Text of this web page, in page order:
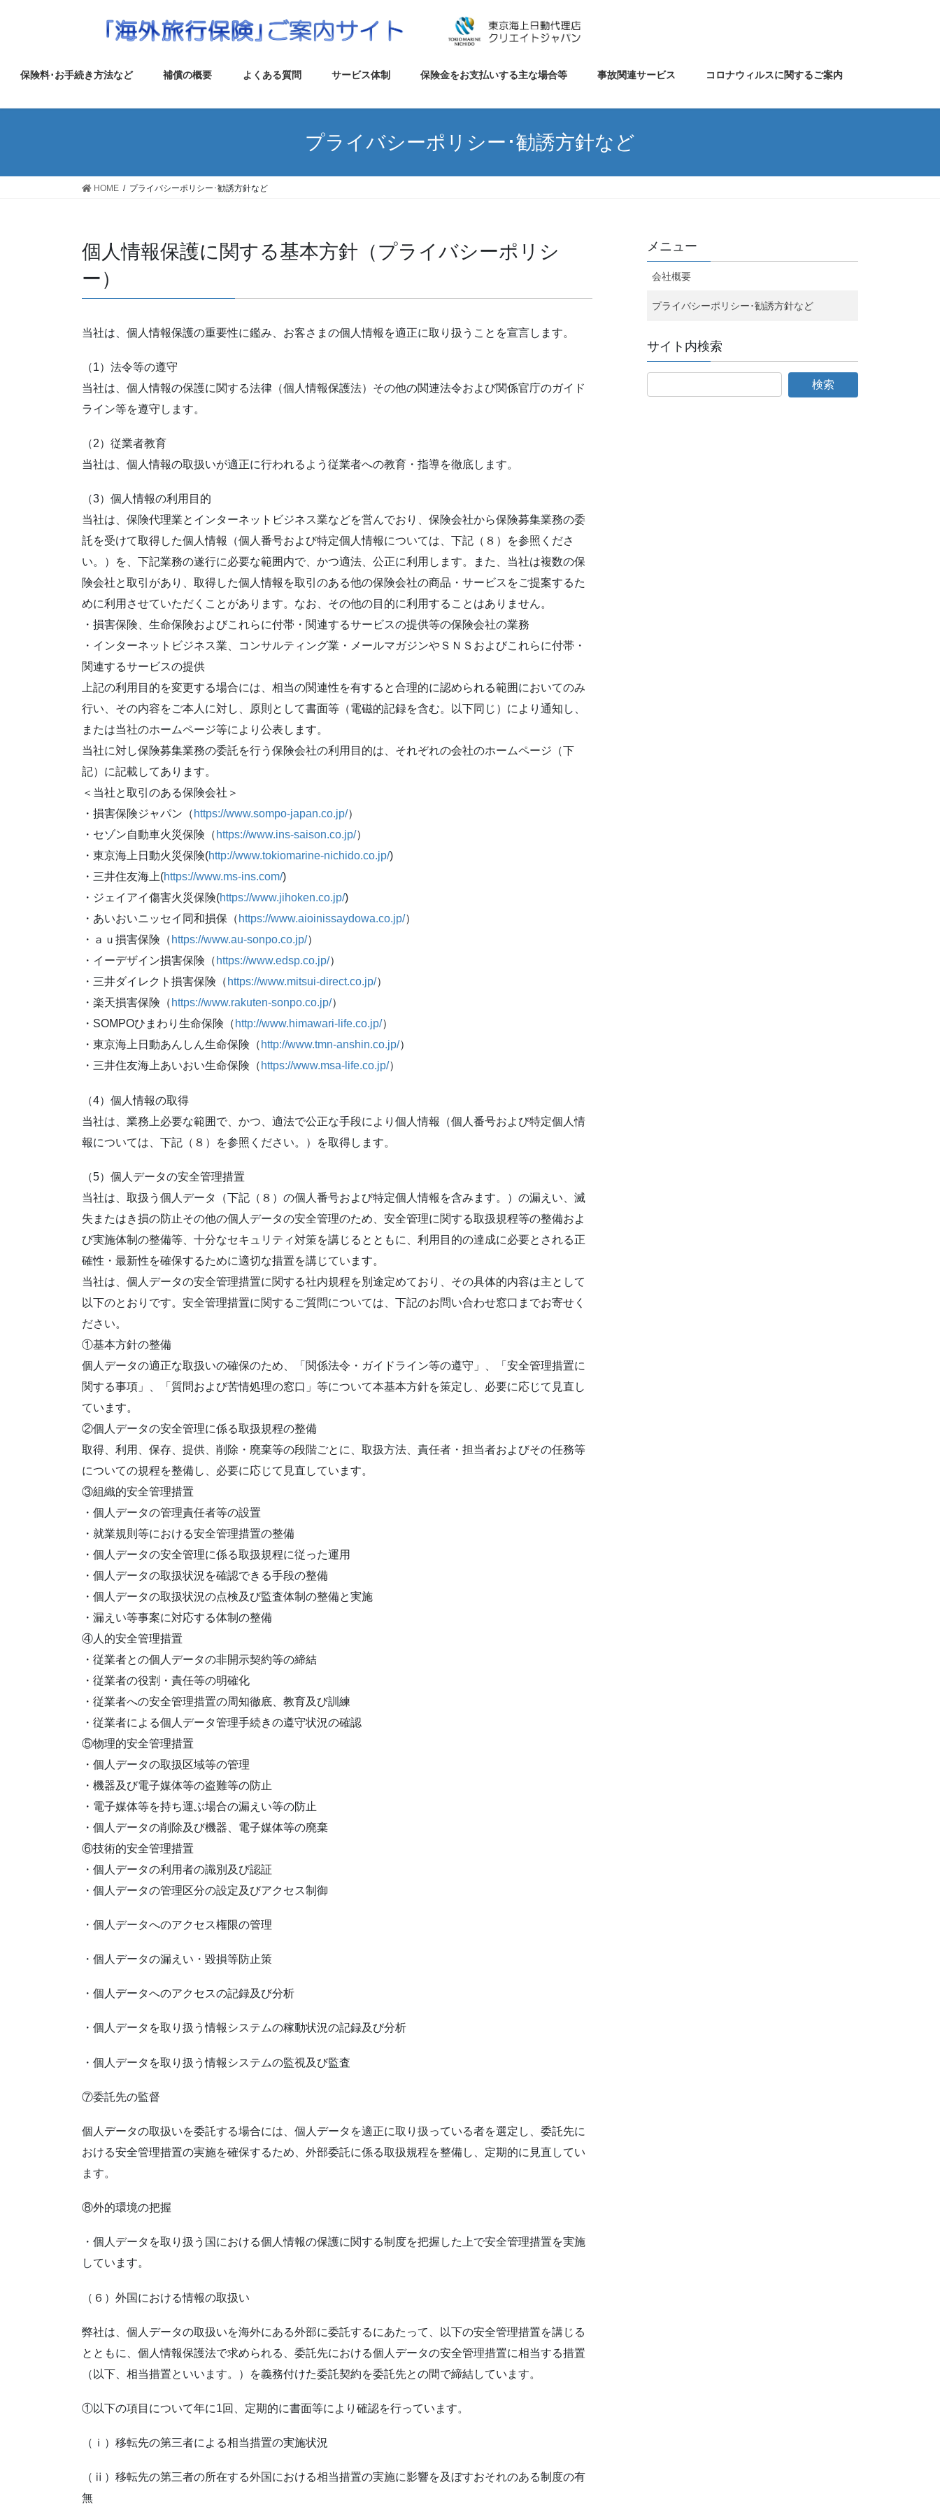
ス
ン
保険料･お手続き方法など 補償の概要 よくある質問 サービス体制 保険金をお支払いする主な場合等 事故関連サービス コロナウィルスに関するご案内
プライバシーポリシー･勧誘方針など
HOME プライバシーポリシー･勧誘方針など
個人情報保護に関する基本方針（プライバシーポリシ
ー）
当社は、個人情報保護の重要性に鑑み、お客さまの個人情報を適正に取り扱うことを宣言します。
（1）法令等の遵守
当社は、個人情報の保護に関する法律（個人情報保護法）その他の関連法令および関係官庁のガイド
ライン等を遵守します。
（2）従業者教育
当社は、個人情報の取扱いが適正に行われるよう従業者への教育・指導を徹底します。
（3）個人情報の利用目的
当社は、保険代理業とインターネットビジネス業などを営んでおり、保険会社から保険募集業務の委
託を受けて取得した個人情報（個人番号および特定個人情報については、下記（８）を参照くださ
い。）を、下記業務の遂行に必要な範囲内で、かつ適法、公正に利用します。また、当社は複数の保
険会社と取引があり、取得した個人情報を取引のある他の保険会社の商品・サービスをご提案するた
めに利用させていただくことがあります。なお、その他の目的に利用することはありません。
・損害保険、生命保険およびこれらに付帯・関連するサービスの提供等の保険会社の業務
・インターネットビジネス業、コンサルティング業・メールマガジンやＳＮＳおよびこれらに付帯・
関連するサービスの提供
上記の利用目的を変更する場合には、相当の関連性を有すると合理的に認められる範囲においてのみ
行い、その内容をご本人に対し、原則として書面等（電磁的記録を含む。以下同じ）により通知し、
または当社のホームページ等により公表します。
当社に対し保険募集業務の委託を行う保険会社の利用目的は、それぞれの会社のホームページ（下
記）に記載してあります。
＜当社と取引のある保険会社＞
・損害保険ジャパン（ https://www.sompo-japan.co.jp/）
・セゾン自動車火災保険（ https://www.ins-saison.co.jp/）
・東京海上日動火災保険(http://www.tokiomarine-nichido.co.jp/)
・三井住友海上(https://www.ms-ins.com/)
・ジェイアイ傷害火災保険(https://www.jihoken.co.jp/)
・あいおいニッセイ同和損保（ https://www.aioinissaydowa.co.jp/）
・ａｕ損害保険（ https://www.au-sonpo.co.jp/）
・イーデザイン損害保険（ https://www.edsp.co.jp/）
・三井ダイレクト損害保険（ https://www.mitsui-direct.co.jp/）
・楽天損害保険（ https://www.rakuten-sonpo.co.jp/）
・SOMPOひまわり生命保険（ http://www.himawari-life.co.jp/）
・東京海上日動あんしん生命保険（ http://www.tmn-anshin.co.jp/）
・三井住友海上あいおい生命保険（ https://www.msa-life.co.jp/）
（4）個人情報の取得
当社は、業務上必要な範囲で、かつ、適法で公正な手段により個人情報（個人番号および特定個人情
報については、下記（８）を参照ください。）を取得します。
（5）個人データの安全管理措置
当社は、取扱う個人データ（下記（８）の個人番号および特定個人情報を含みます。）の漏えい、滅
失またはき損の防止その他の個人データの安全管理のため、安全管理に関する取扱規程等の整備およ
び実施体制の整備等、十分なセキュリティ対策を講じるとともに、利用目的の達成に必要とされる正
確性・最新性を確保するために適切な措置を講じています。
当社は、個人データの安全管理措置に関する社内規程を別途定めており、その具体的内容は主として
以下のとおりです。安全管理措置に関するご質問については、下記のお問い合わせ窓口までお寄せく
ださい。
①基本方針の整備
個人データの適正な取扱いの確保のため、「関係法令・ガイドライン等の遵守」、「安全管理措置に
関する事項」、「質問および苦情処理の窓口」等について本基本方針を策定し、必要に応じて見直し
ています。
②個人データの安全管理に係る取扱規程の整備
取得、利用、保存、提供、削除・廃棄等の段階ごとに、取扱方法、責任者・担当者およびその任務等
についての規程を整備し、必要に応じて見直しています。
③組織的安全管理措置
・個人データの管理責任者等の設置
・就業規則等における安全管理措置の整備
・個人データの安全管理に係る取扱規程に従った運用
・個人データの取扱状況を確認できる手段の整備
・個人データの取扱状況の点検及び監査体制の整備と実施
・漏えい等事案に対応する体制の整備
④人的安全管理措置
・従業者との個人データの非開示契約等の締結
・従業者の役割・責任等の明確化
・従業者への安全管理措置の周知徹底、教育及び訓練
・従業者による個人データ管理手続きの遵守状況の確認
⑤物理的安全管理措置
・個人データの取扱区域等の管理
・機器及び電子媒体等の盗難等の防止
・電子媒体等を持ち運ぶ場合の漏えい等の防止
・個人データの削除及び機器、電子媒体等の廃棄
⑥技術的安全管理措置
・個人データの利用者の識別及び認証
・個人データの管理区分の設定及びアクセス制御
・個人データへのアクセス権限の管理
・個人データの漏えい・毀損等防止策
・個人データへのアクセスの記録及び分析
・個人データを取り扱う情報システムの稼動状況の記録及び分析
・個人データを取り扱う情報システムの監視及び監査
⑦委託先の監督
個人データの取扱いを委託する場合には、個人データを適正に取り扱っている者を選定し、委託先に
おける安全管理措置の実施を確保するため、外部委託に係る取扱規程を整備し、定期的に見直してい
ます。
⑧外的環境の把握
・個人データを取り扱う国における個人情報の保護に関する制度を把握した上で安全管理措置を実施
しています。
（６）外国における情報の取扱い
弊社は、個人データの取扱いを海外にある外部に委託するにあたって、以下の安全管理措置を講じる
とともに、個人情報保護法で求められる、委託先における個人データの安全管理措置に相当する措置
（以下、相当措置といいます。）を義務付けた委託契約を委託先との間で締結しています。
①以下の項目について年に1回、定期的に書面等により確認を行っています。
（ｉ）移転先の第三者による相当措置の実施状況
（ⅱ）移転先の第三者の所在する外国における相当措置の実施に影響を及ぼすおそれのある制度の有
無
メニュー
会社概要
プライバシーポリシー･勧誘方針など
サイト内検索